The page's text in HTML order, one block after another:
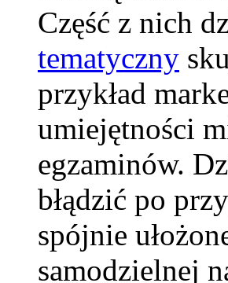
Część z nich
tematyczny
przykład
umiejętności
egzaminów.
błądzić po
spójnie
samodzielnej